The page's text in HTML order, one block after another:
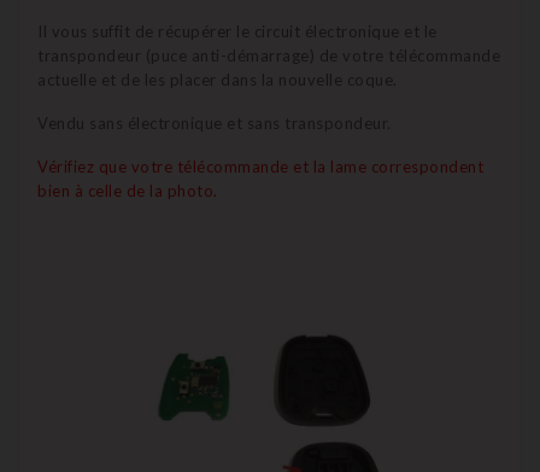
Il vous suffit de récupérer le circuit électronique et le
transpondeur (puce anti-démarrage) de votre télécommande
actuelle et de les placer dans la nouvelle coque.
Vendu sans électronique et sans transpondeur.
Vérifiez que votre télécommande et la lame correspondent
bien à celle de la photo.